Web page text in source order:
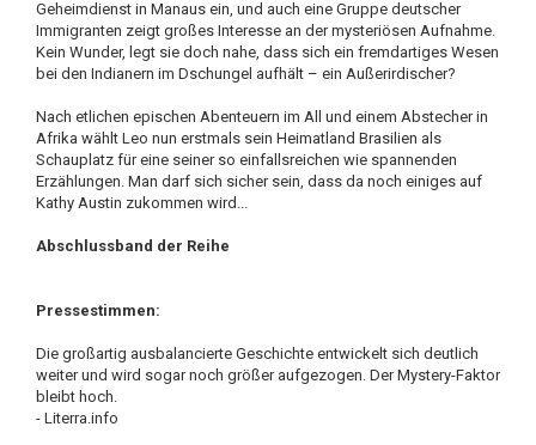
Geheimdienst in Manaus ein, und auch eine Gruppe deutscher
Immigranten zeigt großes Interesse an der mysteriösen Aufnahme.
Kein Wunder, legt sie doch nahe, dass sich ein fremdartiges Wesen
bei den Indianern im Dschungel aufhält – ein Außerirdischer?
Nach etlichen epischen Abenteuern im All und einem Abstecher in
Afrika wählt Leo nun erstmals sein Heimatland Brasilien als
Schauplatz für eine seiner so einfallsreichen wie spannenden
Erzählungen. Man darf sich sicher sein, dass da noch einiges auf
Kathy Austin zukommen wird...
Abschlussband der Reihe
Pressestimmen:
Die großartig ausbalancierte Geschichte entwickelt sich deutlich
weiter und wird sogar noch größer aufgezogen. Der Mystery-Faktor
bleibt hoch.
- Literra.info